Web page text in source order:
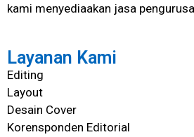
kami menyediaakan jasa
Layanan Kami
Editing
Layout
Desain Cover
Korensponden Editorial